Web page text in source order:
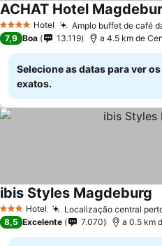
4 EstrelasHotel Amplo buffet de café
ACHAT Hotel
7,9 Boa 13.119 a 4.5 km de
Selecione as datas para ver
exatos.
3 EstrelasHotel Localização central
ibis Styles Magdeburg
8,5 Excelente 7.070 a 0.5 km